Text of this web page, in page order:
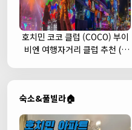
호치민 코코 클럽 (COCO) 부이
비엔 여행자거리 클럽 추천 (1
숙소&풀빌라🏠